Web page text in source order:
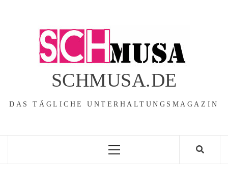
SCHMUSA.DE
DAS TÄGLICHE UNTERHALTUNGSMAGAZIN
Menu